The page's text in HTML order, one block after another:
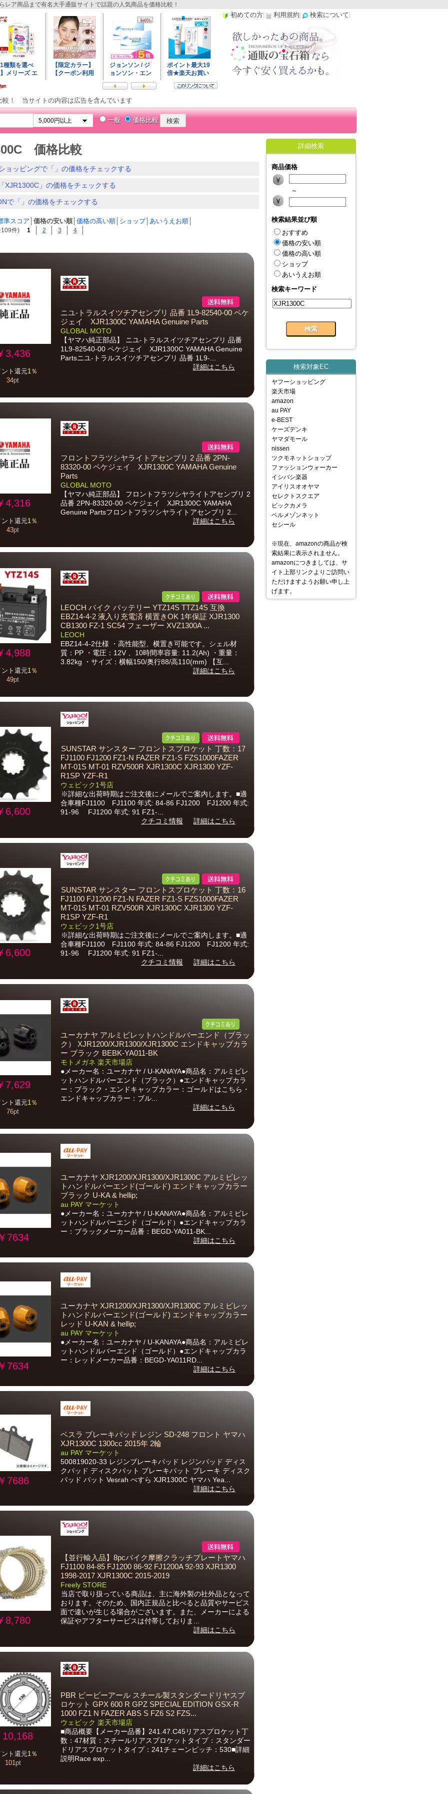
ア商品まで有名大手通販サイトで話題の人気商品を価格比較！
初めての方 利用規約 検索について
較！ 当サイトの内容は広告を含んでいます
一般 価格比較
価格比較
ョッピングで「」の価格をチェックする
XJR1300C」の価格をチェックする
で「」の価格をチェックする
準スコア 価格の安い順 価格の高い順 ショップ│ あいうえお順
件) 1 2 3 4
3,436
ト還元1％
34pt
ニユ-トラルスイツチアセンブリ 品番 1L9-82540-00 ペケ
ジェイ XJR1300C YAMAHA Genuine Parts
GLOBAL MOTO
【ヤマハ純正部品】 ニユ-トラルスイツチアセンブリ 品番
1L9-82540-00 ペケジェイ XJR1300C YAMAHA Genuine
Partsニユ-トラルスイツチアセンブリ 品番 1L9-...
詳細はこちら
4,316
ト還元1％
43pt
フロントフラツシヤライトアセンブリ 2 品番 2PN-
83320-00 ペケジェイ XJR1300C YAMAHA Genuine
Parts
GLOBAL MOTO
【ヤマハ純正部品】 フロントフラツシヤライトアセンブリ 2
品番 2PN-83320-00 ペケジェイ XJR1300C YAMAHA
Genuine Partsフロントフラツシヤライトアセンブリ 2...
詳細はこちら
4,988
ト還元1％
49pt
LEOCH バイク バッテリー YTZ14S TTZ14S 互換
EBZ14-4-2 液入り充電済 横置きOK 1年保証 XJR1300
CB1300 FZ-1 SC54 フェーザー XVZ1300A ...
LEOCH
EBZ14-4-2仕様 ・高性能型、横置き可能です。シェル材
質：PP ・電圧：12V 、10時間率容量: 11.2(Ah) ・重量：
3.82kg ・サイズ：横幅150/奥行88/高110(mm) 【互...
詳細はこちら
6,600
SUNSTAR サンスター フロントスプロケット 丁数：17
FJ1100 FJ1200 FZ1-N FAZER FZ1-S FZS1000FAZER
MT-01S MT-01 RZV500R XJR1300C XJR1300 YZF-
R1SP YZF-R1
ウェビック1号店
※詳細な出荷時期はご注文後にメールでご案内します。■適
合車種FJ1100 FJ1100 年式: 84-86 FJ1200 FJ1200 年式:
91-96 FJ1200 年式: 91 FZ1-...
クチコミ情報
詳細はこちら
6,600
SUNSTAR サンスター フロントスプロケット 丁数：16
FJ1100 FJ1200 FZ1-N FAZER FZ1-S FZS1000FAZER
MT-01S MT-01 RZV500R XJR1300C XJR1300 YZF-
R1SP YZF-R1
ウェビック1号店
※詳細な出荷時期はご注文後にメールでご案内します。■適
合車種FJ1100 FJ1100 年式: 84-86 FJ1200 FJ1200 年式:
91-96 FJ1200 年式: 91 FZ1-...
クチコミ情報
詳細はこちら
7,629
ト還元1％
76pt
ユーカナヤ アルミビレットハンドルバーエンド（ブラッ
ク） XJR1200/XJR1300/XJR1300C エンドキャップカラ
ー ブラック BEBK-YA011-BK
モトメガネ 楽天市場店
●メーカー名：ユーカナヤ / U-KANAYA●商品名：アルミビレ
ットハンドルバーエンド（ブラック）●エンドキャップカラ
ー：ブラック・エンドキャップカラー：ゴールドはこちら・
エンドキャップカラー：ブル...
詳細はこちら
7634
ユーカナヤ XJR1200/XJR1300/XJR1300C アルミビレッ
トハンドルバーエンド(ゴールド) エンドキャップカラー
ブラック U-KA & hellip;
au PAY マーケット
●メーカー名：ユーカナヤ / U-KANAYA●商品名：アルミビレ
ットハンドルバーエンド（ゴールド）●エンドキャップカラ
ー：ブラックメーカー品番：BEGD-YA011-BK...
詳細はこちら
7634
ユーカナヤ XJR1200/XJR1300/XJR1300C アルミビレッ
トハンドルバーエンド(ゴールド) エンドキャップカラー
レッド U-KAN & hellip;
au PAY マーケット
●メーカー名：ユーカナヤ / U-KANAYA●商品名：アルミビレ
ットハンドルバーエンド（ゴールド）●エンドキャップカラ
ー：レッドメーカー品番：BEGD-YA011RD...
詳細はこちら
7686
ベスラ ブレーキパッド レジン SD-248 フロント ヤマハ
XJR1300C 1300cc 2015年 2輪
au PAY マーケット
500819020-33 レジンブレーキパッド レジンパッド ディス
クパッド ディスクパット ブレーキパット ブレーキ ディスク
パッド パット Vesrah べすら XJR1300C ヤマハ Yea...
詳細はこちら
8,780
【並行輸入品】8pcバイク摩擦クラッチプレートヤマハ
FJ1100 84-85 FJ1200 86-92 FJ1200A 92-93 XJR1300
1998-2017 XJR1300C 2015-2019
Freely STORE
当店で取り扱っている商品は、主に海外製の社外品となって
おります。そのため、国内正規品と比べると品質やサービス
面で違いが生じる場合がございます。また、メーカーによる
保証やアフターサービスは付帯しておりま...
詳細はこちら
10,168
ト還元1％
101 pt
PBR ピービーアール スチール製スタンダードリヤスプ
ロケット GPX 600 R GPZ SPECIAL EDITION GSX-R
1000 FZ1 N FAZER ABS S FZ6 S2 FZS...
ウェビック 楽天市場店
■商品概要【メーカー品番】241.47.C45リアスプロケット丁
数：47材質：スチールリアスプロケットタイプ：スタンダー
ドリアスプロケットタイプ：241チェーンピッチ：530■詳細
説明Race exp...
詳細はこちら
詳細検索
商品価格
～
検索結果並び順
おすすめ
価格の安い順
価格の高い順
ショップ
あいうえお順
検索キーワード
検索対象EC
ヤフーショッピング
楽天市場
amazon
au PAY
e-BEST
ケーズデンキ
ヤマダモール
nissen
ツクモネットショップ
ファッションウォーカー
イシバシ楽器
アイリスオオヤマ
セレクトスクエア
ビックカメラ
ベルメゾンネット
セシール
※現在、amazonの商品が検
索結果に表示されません。
amazonにつきましては、サ
イト上部リンクよりご訪問い
ただけますようお願い申し上
げます。